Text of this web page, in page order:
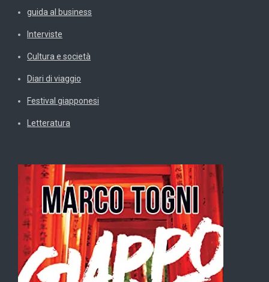
guida al business
Interviste
Cultura e società
Diari di viaggio
Festival giapponesi
Letteratura